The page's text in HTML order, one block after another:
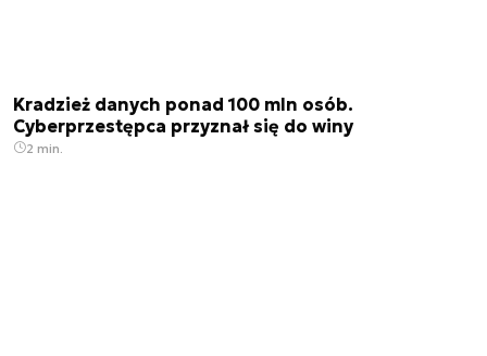
Kradzież danych ponad 100 mln osób.
Cyberprzestępca przyznał się do winy
2 min.